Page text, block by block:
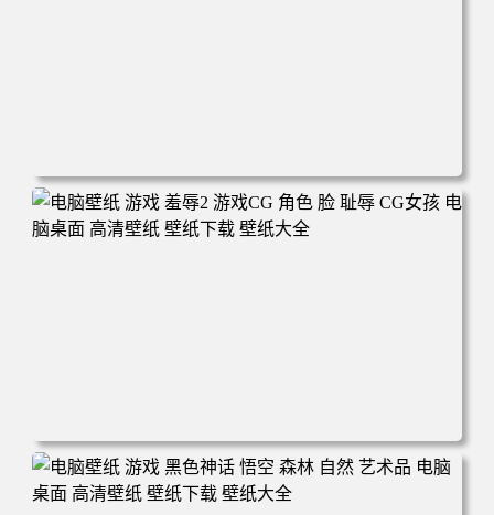
电脑壁纸 悟空 四大天王 游戏《黑神话：悟空》人物孙悟空
电脑桌面 高清壁纸 壁纸下载 壁纸大全
电脑壁纸 游戏 羞辱2 游戏CG 角色 脸 耻辱 CG女孩 电脑桌
面 高清壁纸 壁纸下载 壁纸大全